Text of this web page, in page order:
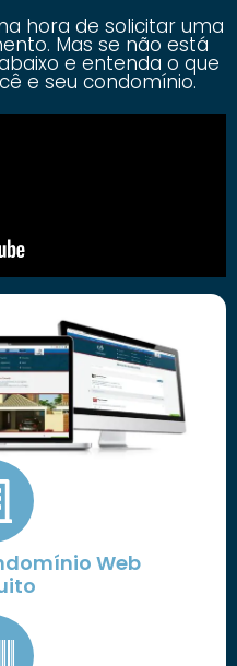
hora de solicitar uma
Mas se não está
e entenda o que
e seu condomínio.
Web